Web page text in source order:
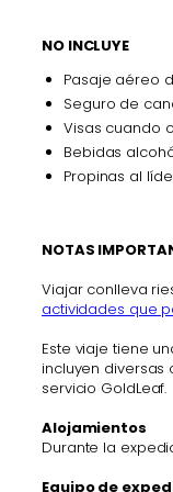
NO INCLUYE
Pasaje aéreo
Seguro de
Visas cuando
Bebidas
Propinas al
NOTAS
Viajar conlleva
actividades que
Este viaje tiene
incluyen
servicio GoldLeaf.
Alojamientos
Durante la
Equipo de